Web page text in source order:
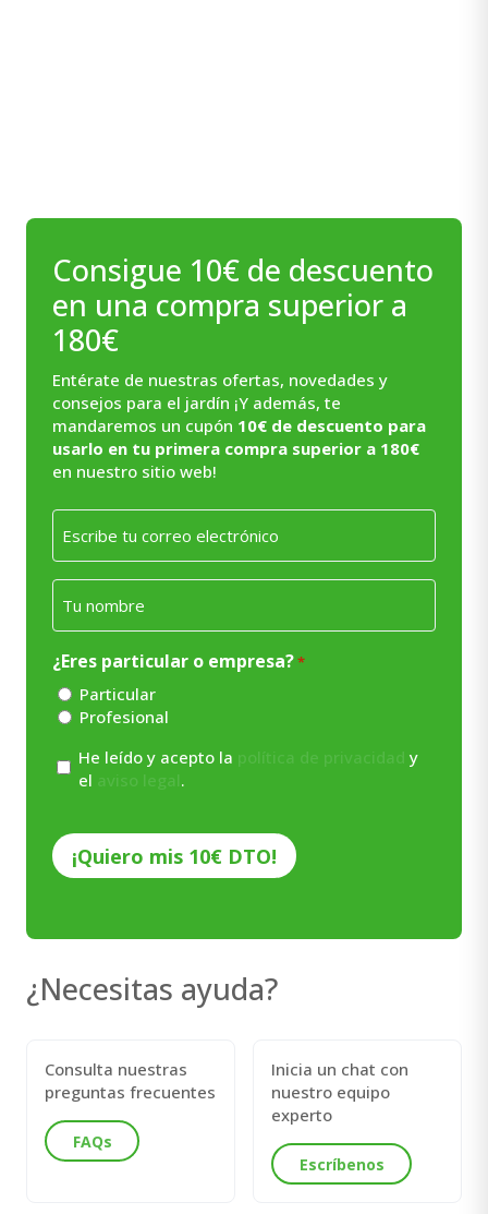
Consigue 10€ de descuento
en una compra superior a
180€
Entérate de nuestras ofertas, novedades y
consejos para el jardín ¡Y además, te
mandaremos un cupón 10€ de descuento para
usarlo en tu primera compra superior a 180€
en nuestro sitio web!
Email
Nombre
¿Eres particular o empresa?*
Particular
Profesional
Consentimiento
He leído y acepto la política de privacidad y
el aviso legal.
¿Necesitas ayuda?
Consulta nuestras
preguntas frecuentes
FAQs
Inicia un chat con
nuestro equipo
experto
Escríbenos